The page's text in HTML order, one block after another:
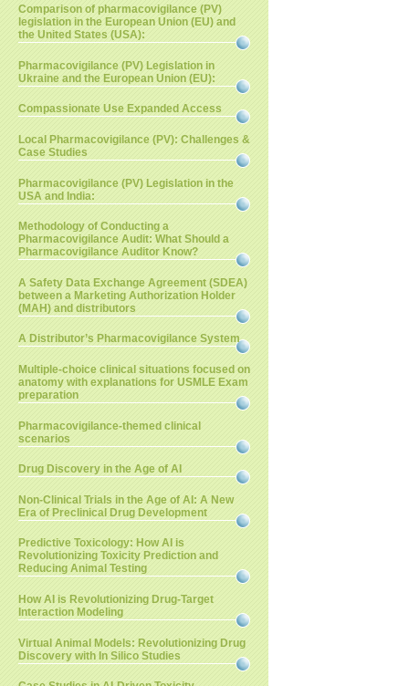
Comparison of pharmacovigilance (PV)
legislation in the European Union (EU) and
the United States (USA):
Pharmacovigilance (PV) Legislation in
Ukraine and the European Union (EU):
Compassionate Use Expanded Access
Local Pharmacovigilance (PV): Challenges &
Case Studies
Pharmacovigilance (PV) Legislation in the
USA and India:
Methodology of Conducting a
Pharmacovigilance Audit: What Should a
Pharmacovigilance Auditor Know?
A Safety Data Exchange Agreement (SDEA)
between a Marketing Authorization Holder
(MAH) and distributors
A Distributor’s Pharmacovigilance System
Multiple-choice clinical situations focused on
anatomy with explanations for USMLE Exam
preparation
Pharmacovigilance-themed clinical
scenarios
Drug Discovery in the Age of AI
Non-Clinical Trials in the Age of AI: A New
Era of Preclinical Drug Development
Predictive Toxicology: How AI is
Revolutionizing Toxicity Prediction and
Reducing Animal Testing
How AI is Revolutionizing Drug-Target
Interaction Modeling
Virtual Animal Models: Revolutionizing Drug
Discovery with In Silico Studies